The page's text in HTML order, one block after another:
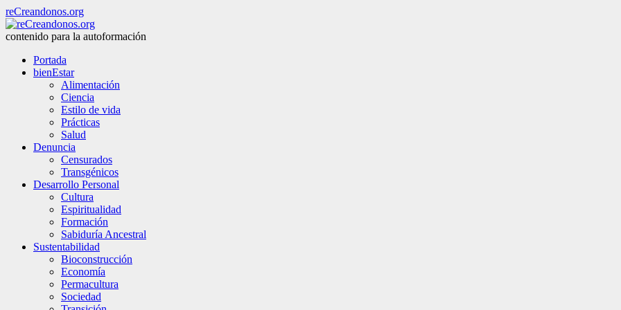
reCreandonos.org
contenido para la autoformación
Portada
bienEstar
Alimentación
Ciencia
Estilo de vida
Prácticas
Salud
Denuncia
Censurados
Transgénicos
Desarrollo Personal
Cultura
Espiritualidad
Formación
Sabiduría Ancestral
Sustentabilidad
Bioconstrucción
Economía
Permacultura
Sociedad